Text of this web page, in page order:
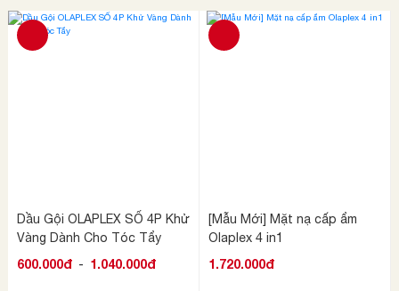
Dầu Gội OLAPLEX SỐ 4P Khử
Vàng Dành Cho Tóc Tẩy
600.000đ - 1.040.000đ
[Mẫu Mới] Mặt nạ cấp ẩm
Olaplex 4 in1
1.720.000đ